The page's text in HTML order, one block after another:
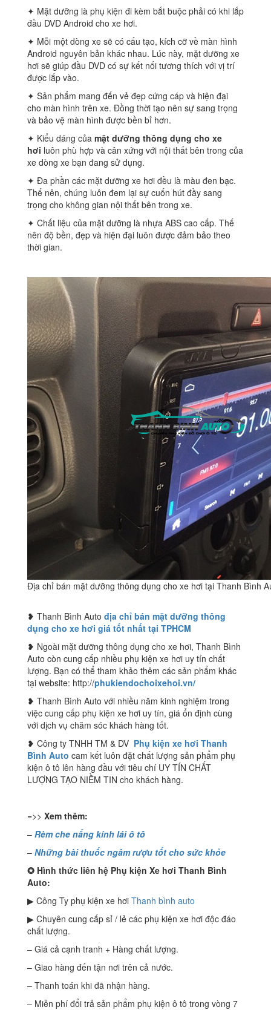
✦ Mặt dưỡng là phụ kiện đi kèm bắt buộc phải có khi lắp
đầu DVD Android cho xe hơi.
✦ Mỗi một dòng xe sẽ có cấu tạo, kích cỡ về màn hình
Android nguyên bản khác nhau. Lúc này, mặt dưỡng xe
hơi sẽ giúp đầu DVD có sự kết nối tương thích với vị trí
được lắp vào.
✦ Sản phẩm mang đến vẻ đẹp cứng cáp và hiện đại
cho màn hình trên xe. Đồng thời tạo nên sự sang trọng
và bảo vệ màn hình được bền bỉ hơn.
✦ Kiểu dáng của mặt dưỡng thông dụng cho xe
hơi luôn phù hợp và cân xứng với nội thất bên trong của
xe dòng xe bạn đang sử dụng.
✦ Đa phần các mặt dưỡng xe hơi đều là màu đen bạc.
Thế nên, chúng luôn đem lại sự cuốn hút đầy sang
trọng cho không gian nội thất bên trong xe.
✦ Chất liệu của mặt dưỡng là nhựa ABS cao cấp. Thế
nên độ bền, đẹp và hiện đại luôn được đảm bảo theo
thời gian.
Địa chỉ bán mặt dưỡng thông dụng cho xe hơi tại Thanh Bình
❥ Thanh Bình Auto địa chỉ bán mặt dưỡng thông
dụng cho xe hơi giá tốt nhất tại TPHCM
❥ Ngoài mặt dưỡng thông dụng cho xe hơi, Thanh Bình
Auto còn cung cấp nhiều phụ kiện xe hơi uy tín chất
lượng. Bạn có thể tham khảo thêm các sản phẩm khác
tại website: http://phukiendochoixehoi.vn/
❥ Thanh Bình Auto với nhiều năm kinh nghiệm trong
việc cung cấp phụ kiện xe hơi uy tín, giá ổn định cùng
với dịch vụ chăm sóc khách hàng tốt.
❥ Công ty TNHH TM & DV Phụ kiện xe hơi Thanh
Bình Auto cam kết luôn đặt chất lượng sản phẩm phụ
kiện ô tô lên hàng đầu với tiêu chí UY TÍN CHẤT
LƯỢNG TẠO NIỀM TIN cho khách hàng.
=>> Xem thêm:
– Rèm che nắng kính lái ô tô
– Những bài thuốc ngâm rượu tốt cho sức khỏe
✪ Hình thức liên hệ Phụ kiện Xe hơi Thanh Bình
Auto:
▶ Công Ty phụ kiện xe hơi Thanh bình auto
▶ Chuyên cung cấp sỉ / lẻ các phụ kiện xe hơi độc đáo
chất lượng.
– Giá cả cạnh tranh + Hàng chất lượng.
– Giao hàng đến tận nơi trên cả nước.
– Thanh toán khi đã nhận hàng.
– Miễn phí đổi trả sản phẩm phụ kiện ô tô trong vòng 7